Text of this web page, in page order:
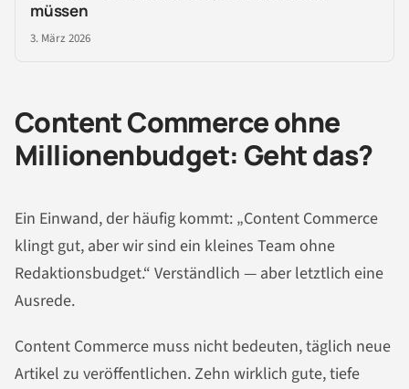
müssen
3. März 2026
Content Commerce ohne
Millionenbudget: Geht das?
Ein Einwand, der häufig kommt: „Content Commerce
klingt gut, aber wir sind ein kleines Team ohne
Redaktionsbudget.“ Verständlich — aber letztlich eine
Ausrede.
Content Commerce muss nicht bedeuten, täglich neue
Artikel zu veröffentlichen. Zehn wirklich gute, tiefe